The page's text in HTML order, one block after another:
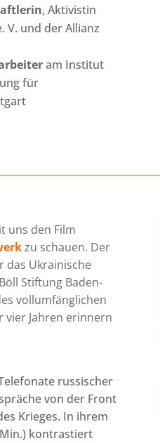
, Aktivistin
und der Allianz
am Institut
für
uns den Film
zu schauen. Der
das Ukrainische
Stiftung Baden-
vollumfänglichen
vier Jahren erinnern
russischer
von der Front
Krieges. In ihrem
kontrastiert